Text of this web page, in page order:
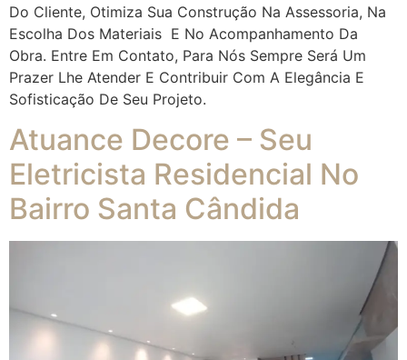
Do Cliente, Otimiza Sua Construção Na Assessoria, Na
Escolha Dos Materiais E No Acompanhamento Da
Obra. Entre Em Contato, Para Nós Sempre Será Um
Prazer Lhe Atender E Contribuir Com A Elegância E
Sofisticação De Seu Projeto.
Atuance Decore – Seu
Eletricista Residencial No
Bairro Santa Cândida